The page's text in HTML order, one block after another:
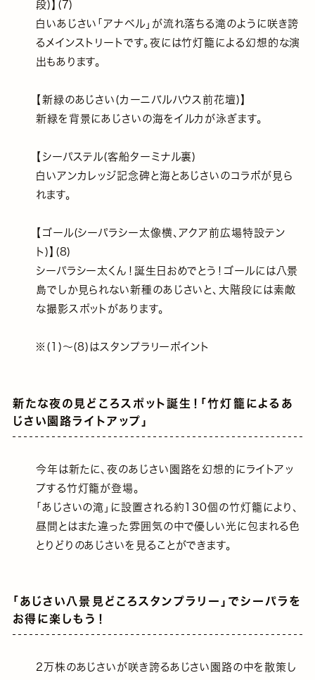
段)】(7)
白いあじさい｢アナベル｣が流れ落ちる滝のように咲き誇
るメインストリートです。夜には竹灯籠による幻想的な演
出もあります。
【新緑のあじさい(カーニバルハウス前花壇)】
新緑を背景にあじさいの海をイルカが泳ぎます。
【シーパステル(客船ターミナル裏)
白いアンカレッジ記念碑と海とあじさいのコラボが見ら
れます。
【ゴール(シーパラシー太像横、アクア前広場特設テン
ト)】(8)
シーパラシー太くん！誕生日おめでとう！ゴールには八景
島でしか見られない新種のあじさいと、大階段には素敵
な撮影スポットがあります。
※(1)～(8)はスタンプラリーポイント
新たな夜の見どころスポット誕生！｢竹灯籠によるあ
じさい園路ライトアップ｣
今年は新たに、夜のあじさい園路を幻想的にライトアッ
プする竹灯籠が登場。
｢あじさいの滝｣に設置される約130個の竹灯籠により、
昼間とはまた違った雰囲気の中で優しい光に包まれる色
とりどりのあじさいを見ることができます。
｢あじさい八景見どころスタンプラリー｣でシーパラを
お得に楽しもう！
2万株のあじさいが咲き誇るあじさい園路の中を散策し